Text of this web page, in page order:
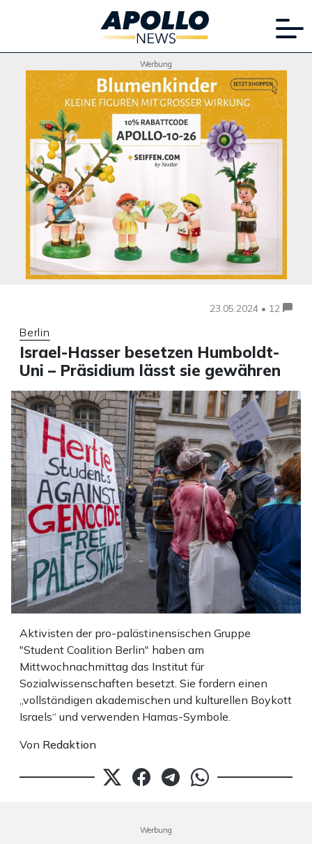
Werbung
23.05.2024 • 12
Berlin
Israel-Hasser besetzen Humboldt-
Uni – Präsidium lässt sie gewähren
Aktivisten der pro-palästinensischen Gruppe
"Student Coalition Berlin" haben am
Mittwochnachmittag das Institut für
Sozialwissenschaften besetzt. Sie fordern einen
„vollständigen akademischen und kulturellen Boykott
Israels“ und verwenden Hamas-Symbole.
Von Redaktion
Werbung